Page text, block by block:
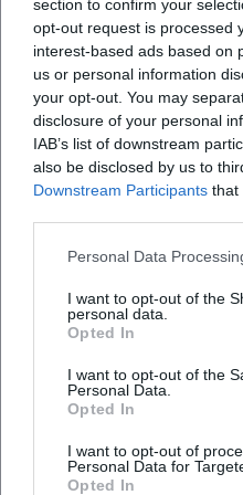
section to confirm your
opt-out request is processed
interest-based ads based on
us or personal information
your opt-out. You may
disclosure of your personal
IAB’s list of downstream
also be disclosed by us to
Downstream Participants that
Personal Data
I want to opt-out of the
personal data.
Opted In
I want to opt-out of the
Personal Data.
Opted In
I want to opt-out of
Personal Data for
Opted In
psychologische
der Figurenentwicklung
Besonders in der
Sprechtheater hat Manzel
Operette und Chanson –
Themen verhandeln
Programmkonzeptionen
wie ihrer Bühnenarbeit
Aktuelle Projekte
Repertoire-Rollen und
Bühne verlagert: Mit einer
Gretel“ an der Komischen
hoben die farbenreiche
Figurenführung und
dennoch handwerkliche